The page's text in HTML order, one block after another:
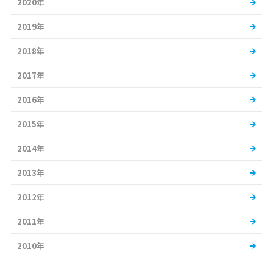
2019年
2018年
2017年
2016年
2015年
2014年
2013年
2012年
2011年
2010年